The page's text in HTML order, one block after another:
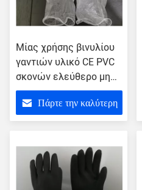
Μίας χρήσης βινυλίου
γαντιών υλικό CE PVC
σκονών ελεύθερο μη
λαστιχένιο
πιστοποιημένο
Πάρτε την καλύτερη